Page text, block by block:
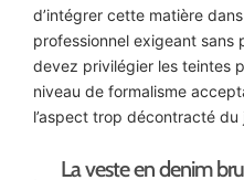
d’intégrer cette matière
professionnel exigeant sans
devez privilégier les teintes
niveau de formalisme
l’aspect trop décontracté
La veste en denim